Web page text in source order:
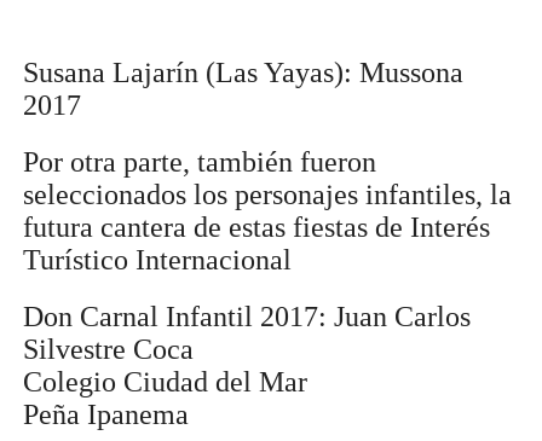
Susana Lajarín (Las Yayas): Mussona
2017
Por otra parte, también fueron
seleccionados los personajes infantiles, la
futura cantera de estas fiestas de Interés
Turístico Internacional
Don Carnal Infantil 2017: Juan Carlos
Silvestre Coca
Colegio Ciudad del Mar
Peña Ipanema